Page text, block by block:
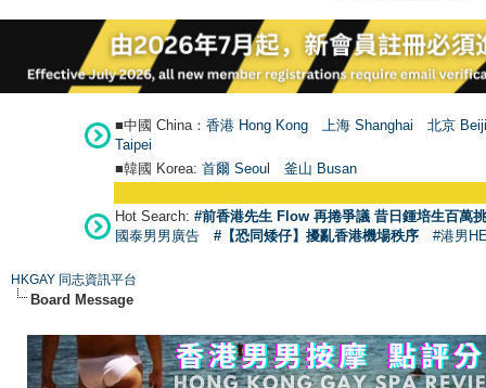
■中國 China： 香港 Hong Kong 上海 Shanghai
北京
Taipei
■韓國 Korea: 首爾 Seoul 釜山 Busan
Hot Search: #前香港先生 Flow 再捲爭議 昔日鍾培生百萬
國泰男男廣告
#【恐同矮仔】擾亂香港機場秩序 #港男
HKGAY 同志資訊平台
Board Message